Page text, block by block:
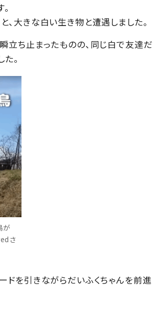
、大きな白い生き物と遭遇しました。
立ち止まったものの、同じ白で友達だ
。
が
さ
ドを引きながらだいふくちゃんを前進